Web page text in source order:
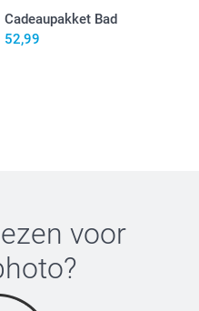
Cadeaupakket Bad
52,99
voor
?